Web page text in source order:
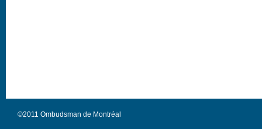
©2011 Ombudsman de Montréal